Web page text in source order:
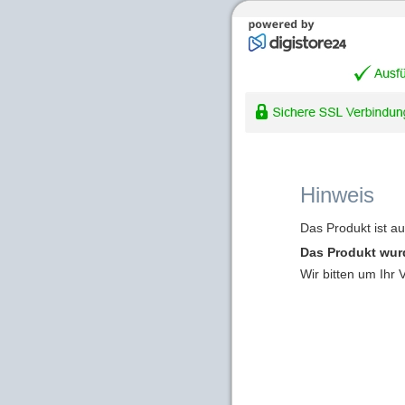
Hinweis
Das Produkt ist
Das Produkt
Wir bitten um Ihr